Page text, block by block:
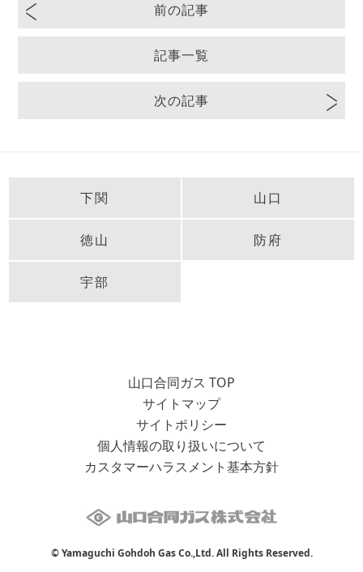
前の記事
記事一覧
次の記事
下関 山口
徳山 防府
宇部
山口合同ガス TOP
サイトマップ
サイトポリシー
個人情報の取り扱いについて
カスタマーハラスメント基本方針
© Yamaguchi Gohdoh Gas Co.,Ltd. All Rights Reserved.